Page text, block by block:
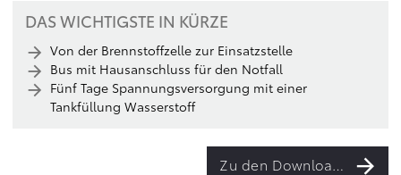
DAS WICHTIGSTE IN KÜRZE
Von der Brennstoffzelle zur Einsatzstelle
Bus mit Hausanschluss für den Notfall
Fünf Tage Spannungsversorgung mit einer
Tankfüllung Wasserstoff
Zu den Downloads